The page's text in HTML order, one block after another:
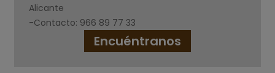
Alicante
-Contacto: 966 89 77 33
Encuéntranos